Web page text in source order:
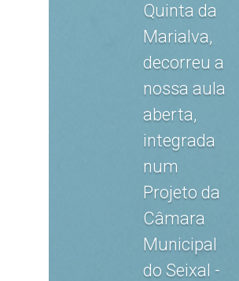
Quinta da
Marialva,
decorreu a
nossa aula
aberta,
integrada
num
Projeto da
Câmara
Municipal
do Seixal -